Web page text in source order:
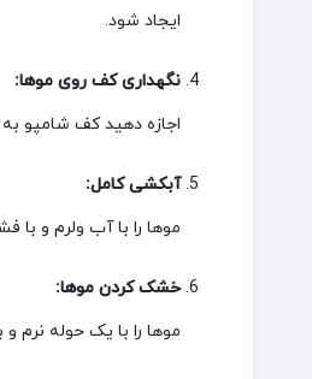
ایجاد شود.
نگهداری کف روی موها:
اجازه دهید کف شامپو به مدت 2 تا 3 دقیقه روی پوست سر و موها باقی بماند تا ترکیبات فعال آن فرصت
آبکشی کامل:
موها را با آب ولرم و
خشک کردن موها:
موها را با یک حوله نرم